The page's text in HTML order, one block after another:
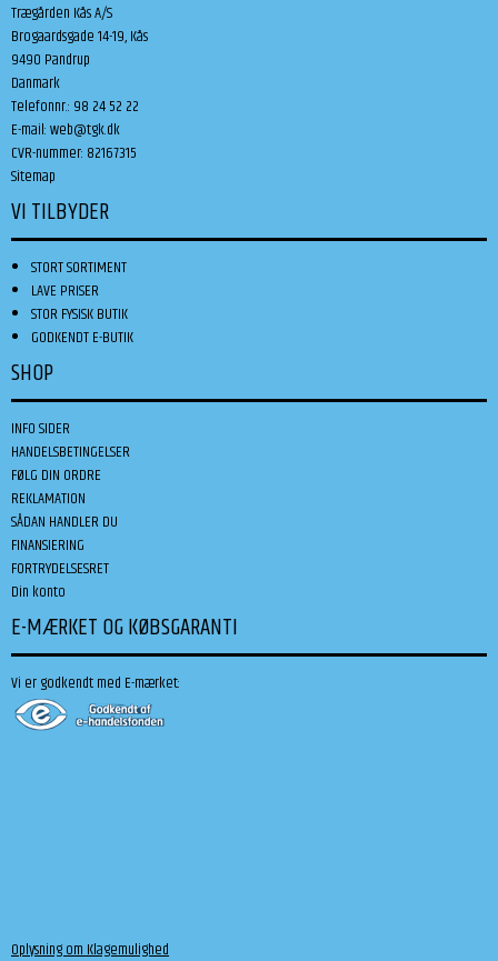
Trægården Kås A/S
Brogaardsgade 14-19, Kås
9490 Pandrup
Danmark
Telefonnr.: 98 24 52 22
E-mail:web@tgk.dk
CVR-nummer: 82167315
Sitemap
VI TILBYDER
STORT SORTIMENT
LAVE PRISER
STOR FYSISK BUTIK
GODKENDT E-BUTIK
SHOP
INFO SIDER
HANDELSBETINGELSER
FØLG DIN ORDRE
REKLAMATION
SÅDAN HANDLER DU
FINANSIERING
FORTRYDELSESRET
Din konto
E-MÆRKET OG KØBSGARANTI
Vi er godkendt med E-mærket:
Oplysning om Klagemulighed